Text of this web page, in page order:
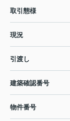
取引態様
現況
引渡し
建築確認番号
物件番号